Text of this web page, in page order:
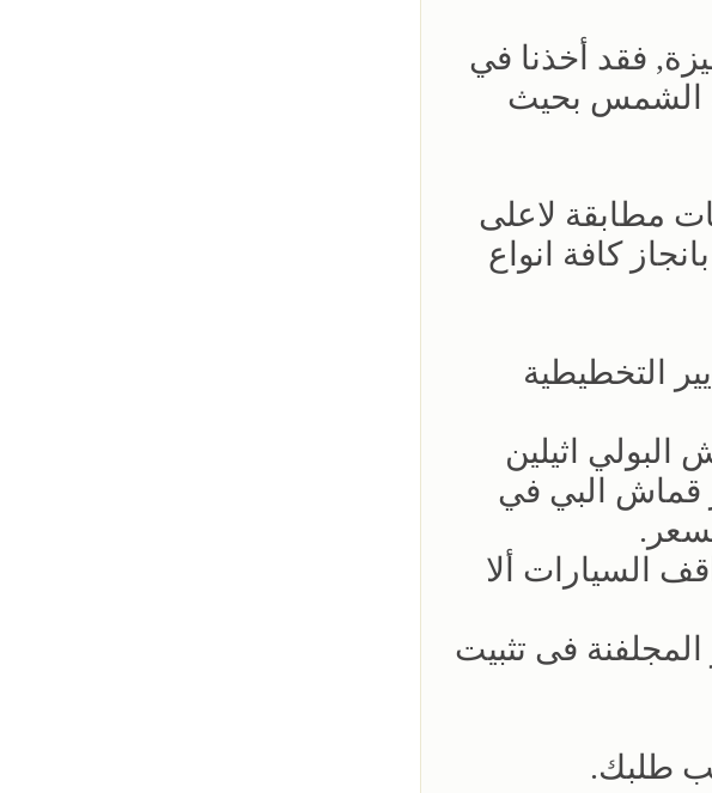
فقد أخذنا في
الشمس بحيث
مطابقة لاعلى
كافة انواع
التخطيطية
اثيلين
قماش البي في
السيارات ألا
فى تثبيت